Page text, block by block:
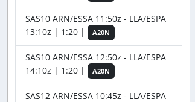
SAS10 ARN/ESSA 11:50z - LLA/ESPA
13:10z | 1:20 |
A20N
SAS10 ARN/ESSA 12:50z - LLA/ESPA
14:10z | 1:20 |
A20N
SAS12 ARN/ESSA 10:45z - LLA/ESPA